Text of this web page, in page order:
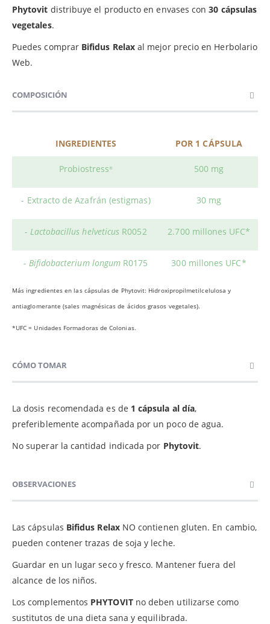
Phytovit distribuye el producto en envases con30 cápsulas
vegetales.
Puedes comprar Bifidus Relax al mejor precio en Herbolario
Web.
COMPOSICIÓN
INGREDIENTES POR 1 CÁPSULA
Probiostress® 500 mg
- Extracto de Azafrán (estigmas) 30 mg
- Lactobacillus helveticus R0052 2.700 millones UFC*
- Bifidobacterium longum R0175 300 millones UFC*
Más ingredientes en las cápsulas de Phytovit: Hidroxipropilmetilcelulosa y
antiaglomerante (sales magnésicas de ácidos grasos vegetales).
*UFC = Unidades Formadoras de Colonias.
CÓMO TOMAR
La dosis recomendada es de 1 cápsula al día,
preferiblemente acompañada por un poco de agua.
No superar la cantidad indicada por Phytovit.
OBSERVACIONES
Las cápsulas Bifidus Relax NO contienen gluten. En cambio,
pueden contener trazas de soja y leche.
Guardar en un lugar seco y fresco. Mantener fuera del
alcance de los niños.
Los complementos PHYTOVIT no deben utilizarse como
sustitutos de una dieta sana y equilibrada.